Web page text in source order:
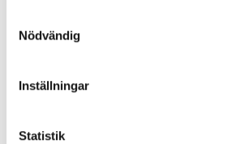
Nödvändig
Inställningar
Statistik
inte vara samma dimension som bilen